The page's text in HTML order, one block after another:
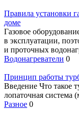
Правила установки
доме
Газовое
в эксплуатации,
и проточных
Водонагреватели 0
Принцип работы
Введение Что такое
лопаточная система
Разное 0